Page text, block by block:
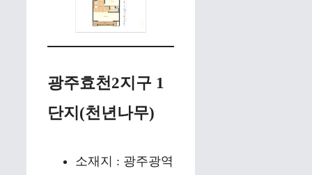
광주효천2지구 1
단지(천년나무)
소재지 : 광주광역